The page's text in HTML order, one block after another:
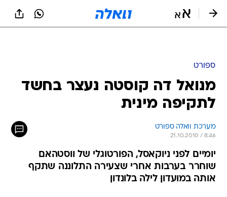
ספורט
מנואל דה קוסטה נעצר בחשד
לתקיפה מינית
מערכת וואלה ספורט
21.10.2010 / 8:46
יומיים לפני ניוקאסל, הפורטוגלי של ווסטהאם
שוחרר בערבות אחרי שצעירה התלוננה שתקף
אותה במועדון לילה בלונדון